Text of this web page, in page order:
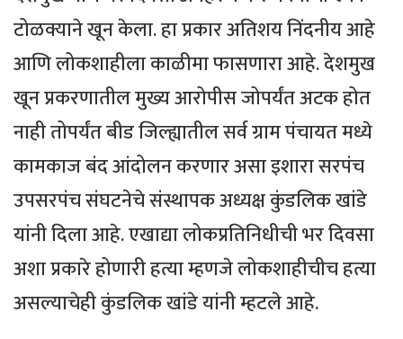
टोळक्याने खून केला. हा प्रकार अतिशय निंदनीय आहे
आणि लोकशाहीला काळीमा फासणारा आहे. देशमुख
खून प्रकरणातील मुख्य आरोपीस जोपर्यंत अटक होत
नाही तोपर्यंत बीड जिल्ह्यातील सर्व ग्राम पंचायत मध्ये
कामकाज बंद आंदोलन करणार असा इशारा सरपंच
उपसरपंच संघटनेचे संस्थापक अध्यक्ष कुंडलिक खांडे
यांनी दिला आहे. एखाद्या लोकप्रतिनिधीची भर दिवसा
अशा प्रकारे होणारी हत्या म्हणजे लोकशाहीचीच हत्या
असल्याचेही कुंडलिक खांडे यांनी म्हटले आहे.